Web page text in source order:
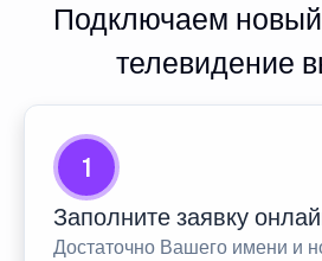
Подключаем новый
телевидение
1
Заполните заявку
Достаточно Вашего имени и